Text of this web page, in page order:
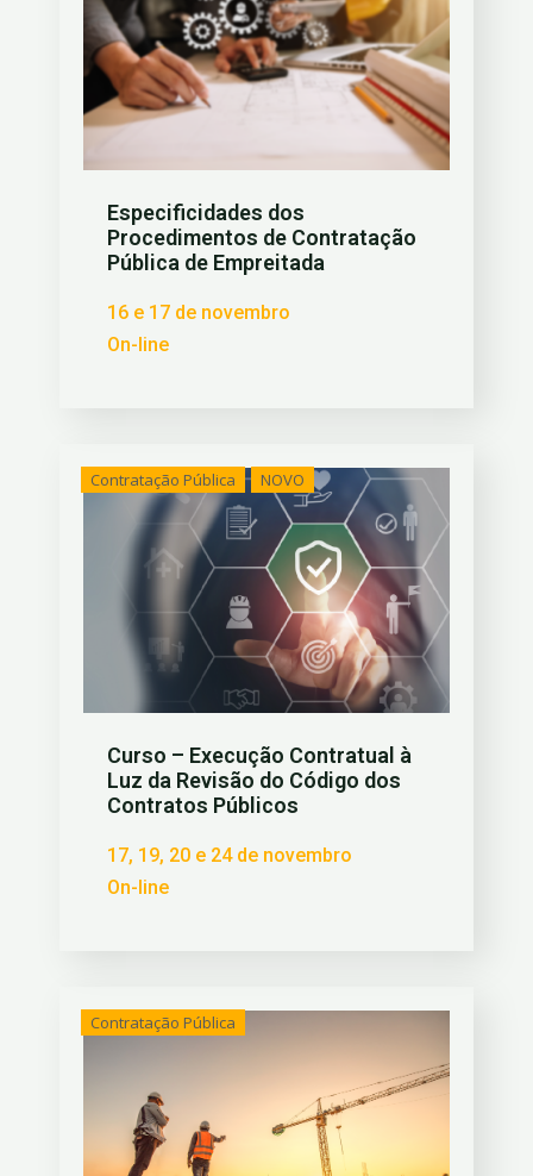
Especificidades dos
Procedimentos de Contratação
Pública de Empreitada
16 e 17 de novembro
On-line
Contratação Pública NOVO
Curso – Execução Contratual à
Luz da Revisão do Código dos
Contratos Públicos
17, 19, 20 e 24 de novembro
On-line
Contratação Pública